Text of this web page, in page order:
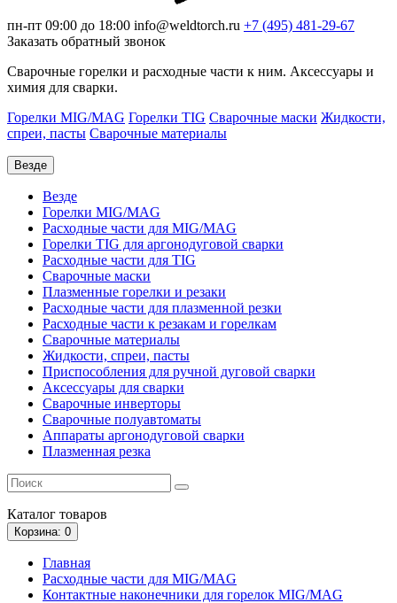
пн-пт 09:00 до 18:00 info@weldtorch.ru +7 (495) 481-29-67
Заказать обратный звонок
Сварочные горелки и расходные части к ним. Аксессуары и
химия для сварки.
Горелки MIG/MAG Горелки TIG Сварочные маски Жидкости,
спреи, пасты Сварочные материалы
Везде
Везде
Горелки MIG/MAG
Расходные части для MIG/MAG
Горелки TIG для аргонодуговой сварки
Расходные части для TIG
Сварочные маски
Плазменные горелки и резаки
Расходные части для плазменной резки
Расходные части к резакам и горелкам
Сварочные материалы
Жидкости, спреи, пасты
Приспособления для ручной дуговой сварки
Аксессуары для сварки
Сварочные инверторы
Сварочные полуавтоматы
Аппараты аргонодуговой сварки
Плазменная резка
Каталог товаров
Корзина: 0
Главная
Расходные части для MIG/MAG
Контактные наконечники для горелок MIG/MAG